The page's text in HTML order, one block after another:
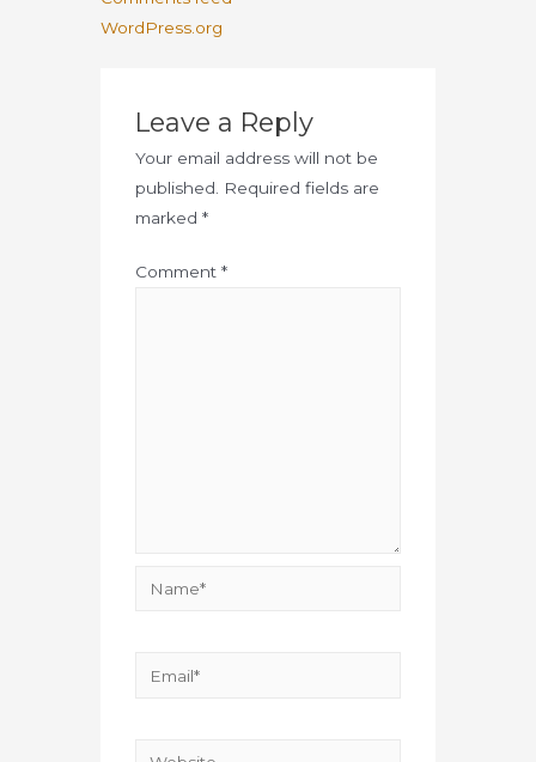
WordPress.org
Leave a Reply
Your email address will not be
published.
Required fields are
marked*
Comment*